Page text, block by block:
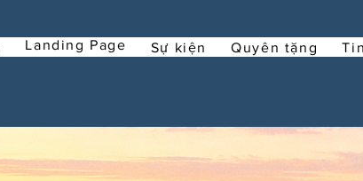
Landing Page Sự kiện Quyên tặng